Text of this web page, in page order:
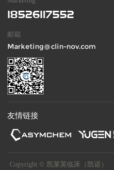
18526117552
邮箱
Marketing@clin-nov.com
友情链接
Copyright © 凯莱英临床（凯诺）